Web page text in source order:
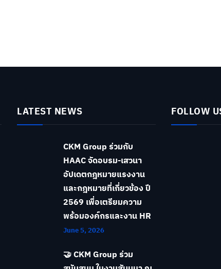
LATEST NEWS
CKM Group ร่วมกับ
HAAC จัดอบรม-เสวนา
อัปเดตกฎหมายแรงงาน
และกฎหมายที่เกี่ยวข้อง ปี
2569 เพื่อเตรียมความ
พร้อมองค์กรและงาน HR
June 5, 2026
🤝 CKM Group ร่วม
FOLLOW